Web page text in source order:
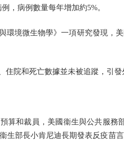
，病例數量每年增加約5%。
境微生物學》一項研究發現，
和死亡數據並未被追蹤，引發
和裁員，美國衞生與公共服務
生部長小肯尼迪長期發表反疫苗